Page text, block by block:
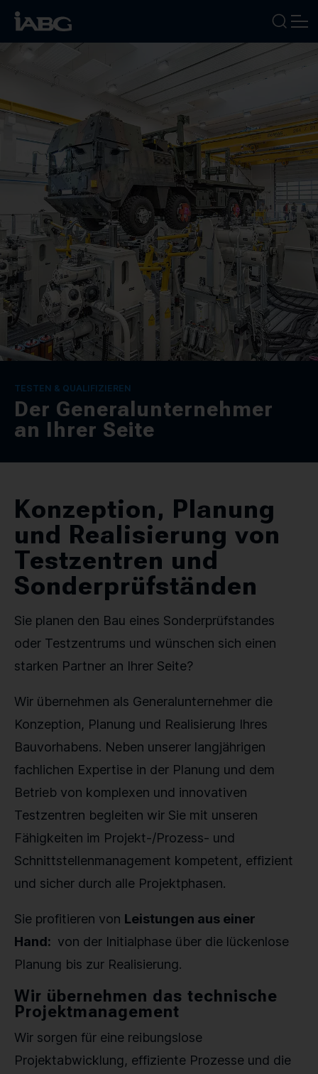
BRANCHEN
LEISTUNGEN
FOKUSTHEMEN
UNTERNEHMEN
KARRIERE
NEWS
TERMINE
KONTAKT
SPRACHE / LANGUAGE
TESTEN & QUALIFIZIEREN
Der Generalunternehmer
an Ihrer Seite
Konzeption, Planung
und Realisierung von
Testzentren und
Sonderprüfständen
Sie planen den Bau eines Sonderprüfstandes
oder Testzentrums und wünschen sich einen
starken Partner an Ihrer Seite?
Wir übernehmen als Generalunternehmer die
Konzeption, Planung und Realisierung Ihres
Bauvorhabens. Neben unserer langjährigen
fachlichen Expertise in der Planung und dem
Betrieb von komplexen und innovativen
Testzentren begleiten wir Sie mit unseren
Fähigkeiten im Projekt-/Prozess- und
Schnittstellenmanagement kompetent, effizient
und sicher durch alle Projektphasen.
Sie profitieren von Leistungen aus einer
Hand: von der Initialphase über die lückenlose
Planung bis zur Realisierung.
Wir übernehmen das technische
Projektmanagement
Wir sorgen für eine reibungslose
Projektabwicklung, effiziente Prozesse und die